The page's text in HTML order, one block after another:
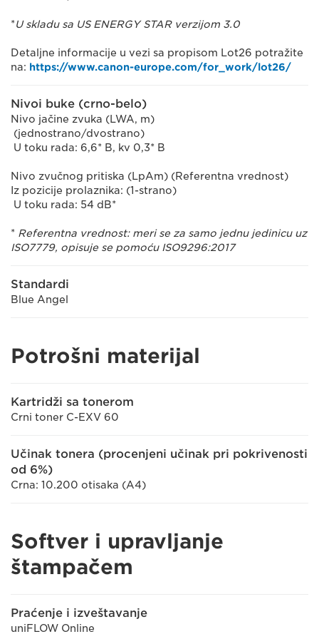
*U skladu sa US ENERGY STAR verzijom 3.0
Detaljne informacije u vezi sa propisom Lot26 potražite
na: https://www.canon-europe.com/for_work/lot26/
Nivoi buke (crno-belo)
Nivo jačine zvuka (LWA, m)
(jednostrano/dvostrano)
U toku rada: 6,6* B, kv 0,3* B
Nivo zvučnog pritiska (LpAm) (Referentna vrednost)
Iz pozicije prolaznika: (1-strano)
U toku rada: 54 dB*
* Referentna vrednost: meri se za samo jednu jedinicu uz
ISO7779, opisuje se pomoću ISO9296:2017
Standardi
Blue Angel
Potrošni materijal
Kartridži sa tonerom
Crni toner C-EXV 60
Učinak tonera (procenjeni učinak pri pokrivenosti
od 6%)
Crna: 10.200 otisaka (A4)
Softver i upravljanje
štampačem
Praćenje i izveštavanje
uniFLOW Online